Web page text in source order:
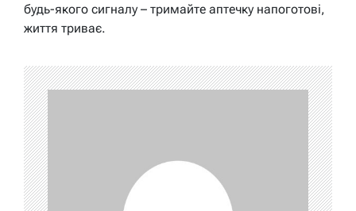
будь-якого сигналу – тримайте аптечку напоготові,
життя триває.